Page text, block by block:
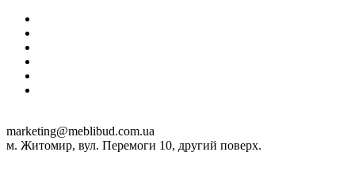
marketing@meblibud.com.ua
м. Житомир, вул. Перемоги 10, другий поверх.